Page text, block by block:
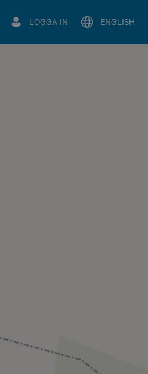
LOGGA IN ENGLISH